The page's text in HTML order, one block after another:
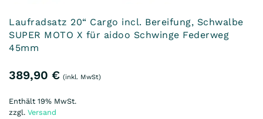
Laufradsatz 20“ Cargo incl. Bereifung, Schwalbe
SUPER MOTO X für aidoo Schwinge Federweg
45mm
389,90 € (inkl. MwSt)
Enthält 19% MwSt.
zzgl. Versand